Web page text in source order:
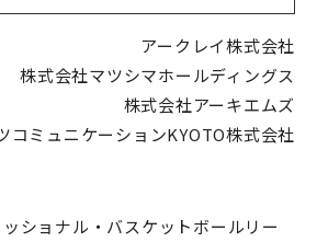
アークレイ株式会社
株式会社マツシマホールディングス
株式会社アーキエムズ
コミュニケーションKYOTO株式会社
ショナル・バスケットボールリー